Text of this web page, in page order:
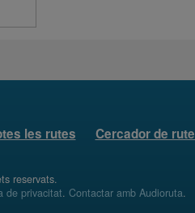
les rutes Cercador de
reservats.
de privacitat. Contactar amb Audioruta.